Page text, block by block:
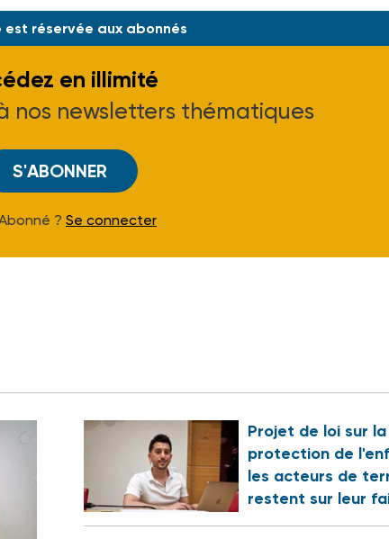
est réservée aux abonnés
en illimité
nos newsletters thématiques
S'ABONNER
? Se connecter
Projet de loi sur la
protection de
les acteurs de
restent sur leur